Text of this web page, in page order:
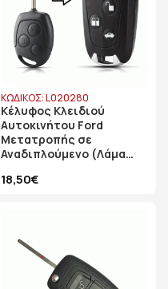
ΚΩΔΙΚΟΣ: L020280
Κέλυφος Κλειδιού
Αυτοκινήτου Ford
Μετατροπής σε
Αναδιπλούμενο (Λάμα
18,50€